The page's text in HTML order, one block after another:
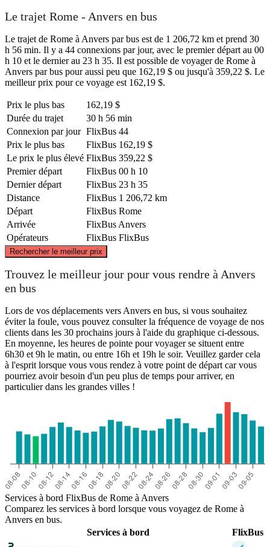
Le trajet Rome - Anvers en bus
Le trajet de Rome à Anvers par bus est de 1 206,72 km et prend 30
h 56 min. Il y a 44 connexions par jour, avec le premier départ au 00
h 10 et le dernier au 23 h 35. Il est possible de voyager de Rome à
Anvers par bus pour aussi peu que 162,19 $ ou jusqu'à 359,22 $. Le
meilleur prix pour ce voyage est 162,19 $.
Prix ​​le plus bas
162,19 $
Durée du trajet
30 h 56 min
Connexion par jour FlixBus 44
Prix ​​le plus bas
FlixBus 162,19 $
Le prix le plus élevé FlixBus 359,22 $
Premier départ
FlixBus 00 h 10
Dernier départ
FlixBus 23 h 35
Distance
FlixBus 1 206,72 km
Départ
FlixBus Rome
Arrivée
FlixBus Anvers
Opérateurs
FlixBus FlixBus
Rechercher le meilleur prix
©CARTO
Trouvez le meilleur jour pour vous rendre à Anvers
en bus
Lors de vos déplacements vers Anvers en bus, si vous souhaitez
éviter la foule, vous pouvez consulter la fréquence de voyage de nos
clients dans les 30 prochains jours à l'aide du graphique ci-dessous.
En moyenne, les heures de pointe pour voyager se situent entre
6h30 et 9h le matin, ou entre 16h et 19h le soir. Veuillez garder cela
à l'esprit lorsque vous vous rendez à votre point de départ car vous
pourriez avoir besoin d'un peu plus de temps pour arriver, en
particulier dans les grandes villes !
Services à bord FlixBus de Rome à Anvers
Comparez les services à bord lorsque vous voyagez de Rome à
Anvers en bus.
Services à bord
FlixBus